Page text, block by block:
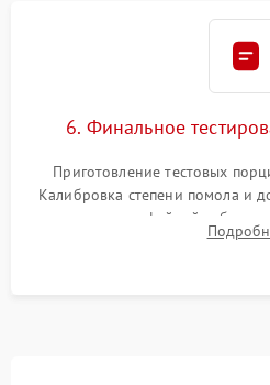
6. Финальное
Приготовление тестовых
Калибровка степени помола и
плотности кофейной
качества молочной пены.